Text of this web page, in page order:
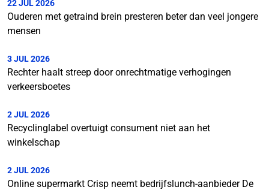
22 JUL 2026
Ouderen met getraind brein presteren beter dan veel jongere
mensen
3 JUL 2026
Rechter haalt streep door onrechtmatige verhogingen
verkeersboetes
2 JUL 2026
Recyclinglabel overtuigt consument niet aan het
winkelschap
2 JUL 2026
Online supermarkt Crisp neemt bedrijfslunch-aanbieder De